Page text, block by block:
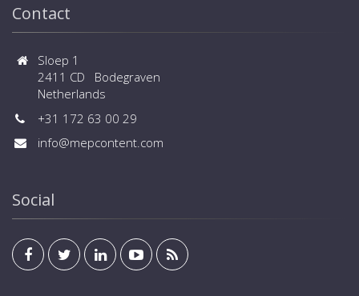
Contact
Sloep 1
2411 CD Bodegraven
Netherlands
+31 172 63 00 29
info@mepcontent.com
Social